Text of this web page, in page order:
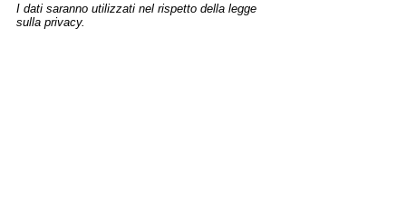
I dati saranno utilizzati nel rispetto della legge
sulla privacy.